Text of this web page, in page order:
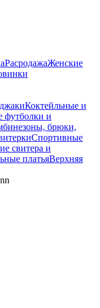
РасродажаЖенские
Коктейльные и
футболки и
брюки,
Спортивные
свитера и
платьяВерхняя